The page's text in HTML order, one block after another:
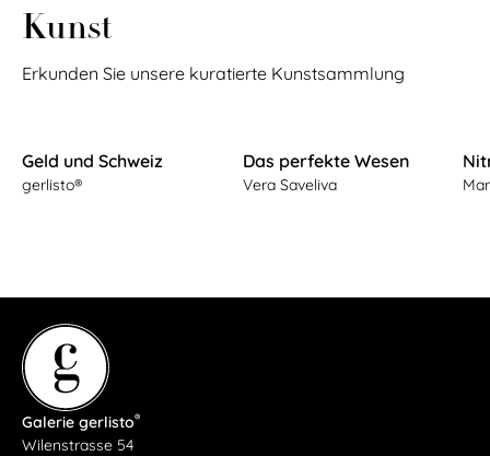
Kunst
Erkunden Sie unsere kuratierte Kunstsammlung
Geld und Schweiz
gerlisto®
Das perfekte Wesen
Vera Saveliva
Galerie gerlisto®
Wilenstrasse 54